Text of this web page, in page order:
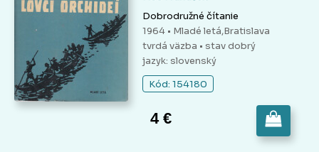
Dobrodružné čítanie
1964 • Mladé letá,Bratislava
tvrdá väzba • stav dobrý
jazyk: slovenský
Kód: 154180
4 €